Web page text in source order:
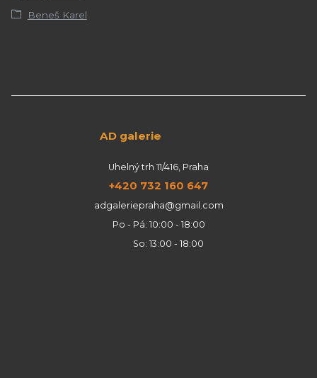
Beneš Karel
AD galerie
Uhelný trh 11/416, Praha
+420 732 160 647
adgaleriepraha@gmail.com
Po - Pá: 10:00 - 18:00
So: 13:00 - 18:00